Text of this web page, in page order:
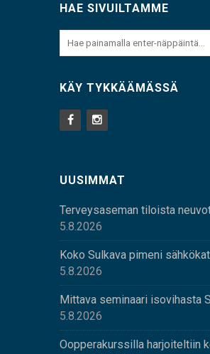
HAE SIVUILTAMME
KÄY TYKKÄÄMÄSSÄ
UUSIMMAT
Terveysaseman tiloista
5.8.2026
Koko Sulkava pimeni
5.8.2026
Mittava seminaari isovihasta
5.8.2026
Oopperakurssilla harjoiteltiin